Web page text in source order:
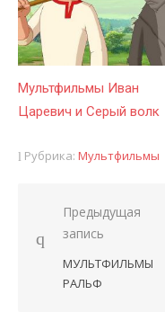
Мультфильмы Иван
Царевич и Серый волк
Рубрика: Мультфильмы
Навигация
записям
Предыдущая
запись
МУЛЬТФИЛЬМЫ
РАЛЬФ